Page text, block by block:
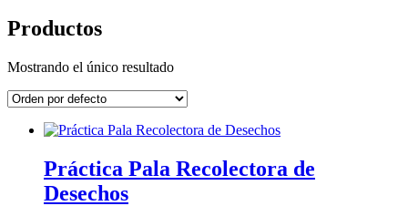
Productos
Mostrando el único resultado
Práctica Pala Recolectora de
Desechos